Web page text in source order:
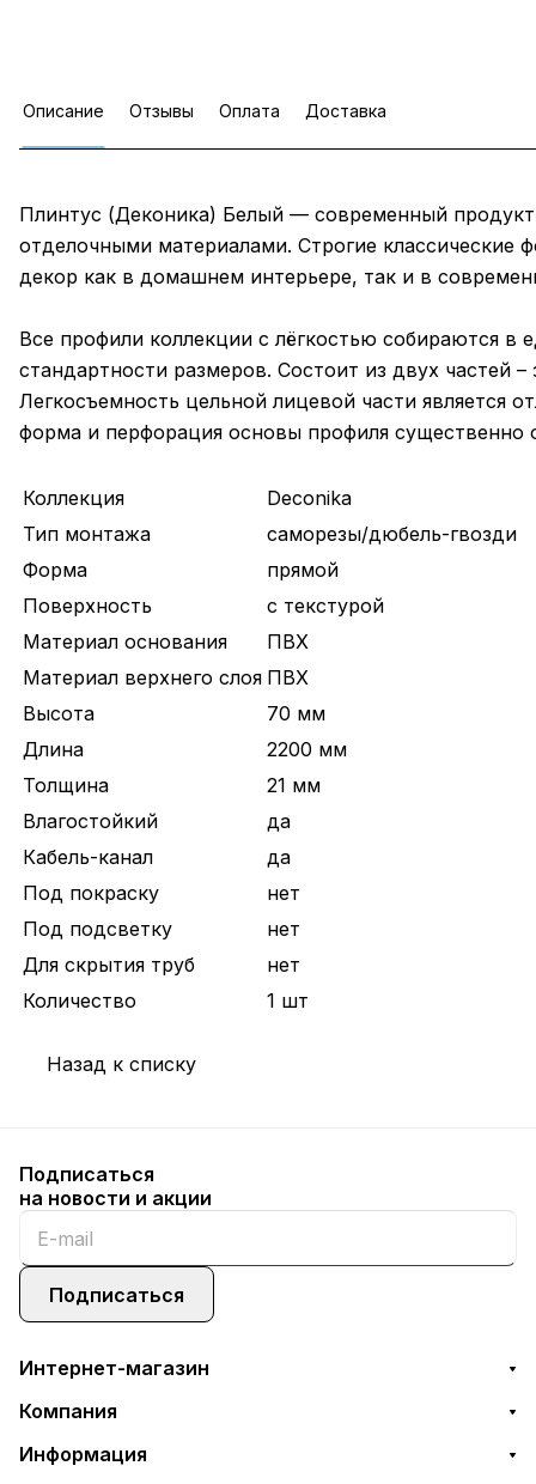
Описание Отзывы Оплата Доставка
Плинтус (Деконика) Белый — современный
отделочными материалами. Строгие классические
декор как в домашнем интерьере, так и в
Все профили коллекции с лёгкостью собираются в
стандартности размеров. Состоит из двух частей
Легкосъемность цельной лицевой части является
форма и перфорация основы профиля существенно
Коллекция
Deconika
Тип монтажа
саморезы/дюбель-гвозди
Форма
прямой
Поверхность
с текстурой
Материал основания
ПВХ
Материал верхнего слоя ПВХ
Высота
70 мм
Длина
2200 мм
Толщина
21 мм
Влагостойкий
да
Кабель-канал
да
Под покраску
нет
Под подсветку
нет
Для скрытия труб
нет
Количество
1 шт
Назад к списку
Подписаться
на новости и акции
Подписаться
Интернет-магазин
Компания
Информация